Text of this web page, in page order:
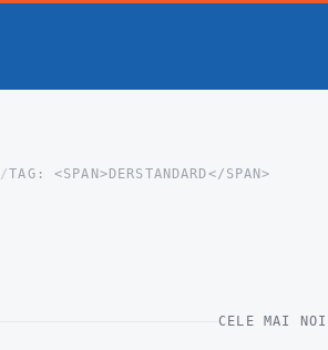
/TAG: <SPAN>DERSTANDARD</SPAN>
CELE MAI NOI